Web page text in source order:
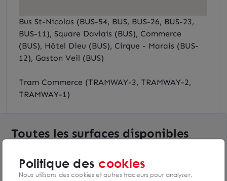
Bus St-Nicolas (BUS-54, BUS, BUS-26, BUS-23,
BUS-11), Square Daviais (BUS), Commerce
(BUS), Hôtel Dieu (BUS), Cirque - Marais (BUS-
12), Gaston Veil (BUS)
Tram Commerce (TRAMWAY-3, TRAMWAY-2,
TRAMWAY-1)
Toutes les surfaces disponibles
Voir le tableau complet
Politique des cookies
Nous utilisons des cookies et autres traceurs pour analyser,